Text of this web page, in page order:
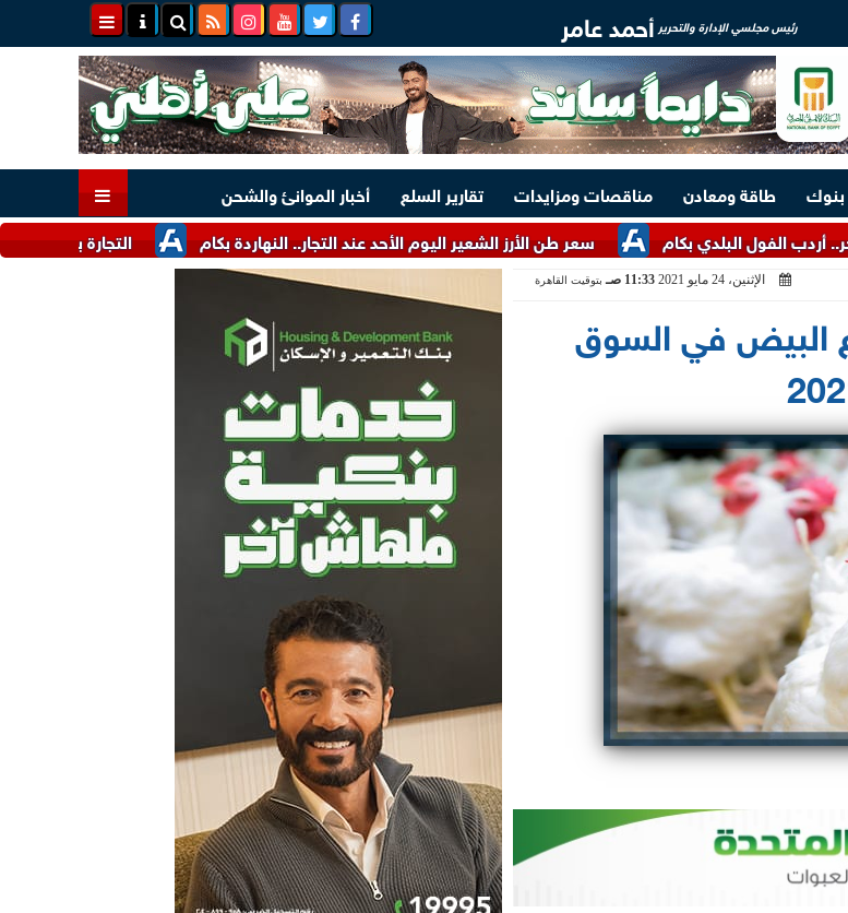
رئيس مجلسي الإدارة والتحرير أحمد عامر
بنوك طاقة ومعادن مناقصات ومزايدات تقارير السلع
أخبار الموانئ والشحن
التجارة بين الصين وروسيا ترتفع 26.3% إلى 159.2 مليار دولار خلال 7
سعر طن الأرز الشعير اليوم الأحد عند التجار.. النهاردة بكام البلدي بكام
الإثنين، 24 مايو 2021 11:33 صـ بتوقيت القاهرة
البيض في السوق